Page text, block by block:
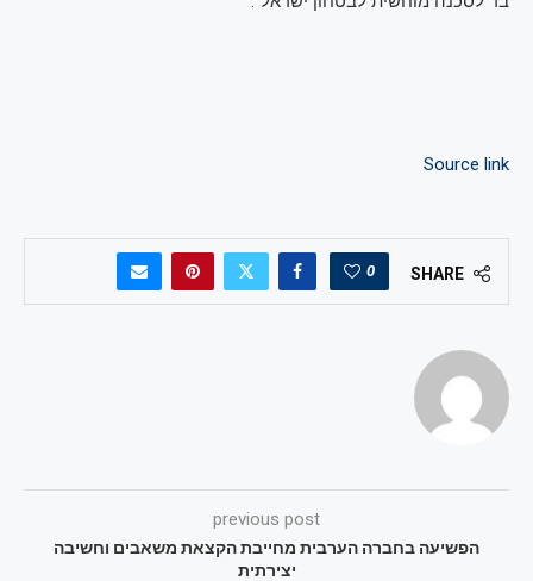
Source link
SHARE
0
previous post
הפשיעה בחברה הערבית מחייבת הקצאת משאבים וחשיבה
יצירתית